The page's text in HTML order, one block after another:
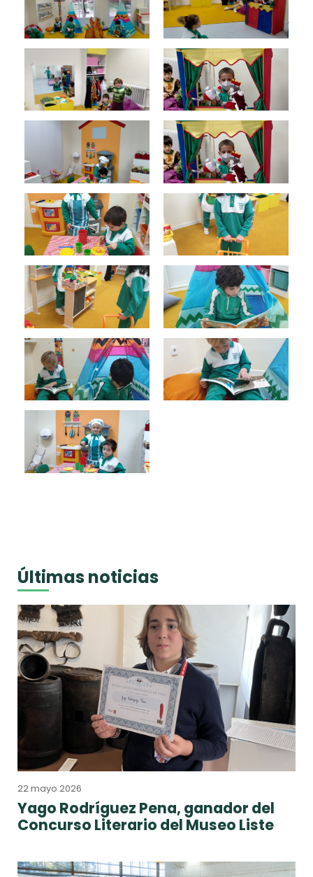
Últimas noticias
22 mayo 2026
Yago Rodríguez Pena, ganador del
Concurso Literario del Museo Liste